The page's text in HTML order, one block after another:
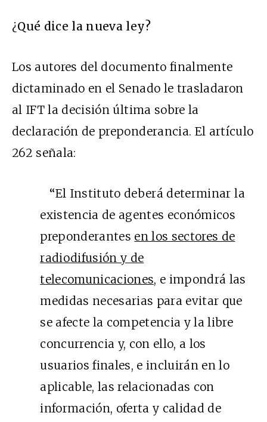
¿Qué dice la nueva ley?
Los autores del documento finalmente
dictaminado en el Senado le trasladaron
al IFT la decisión última sobre la
declaración de preponderancia. El artículo
262 señala:
“El Instituto deberá determinar la
existencia de agentes económicos
preponderantes en los sectores de
radiodifusión y de
telecomunicaciones, e impondrá las
medidas necesarias para evitar que
se afecte la competencia y la libre
concurrencia y, con ello, a los
usuarios finales, e incluirán en lo
aplicable, las relacionadas con
información, oferta y calidad de